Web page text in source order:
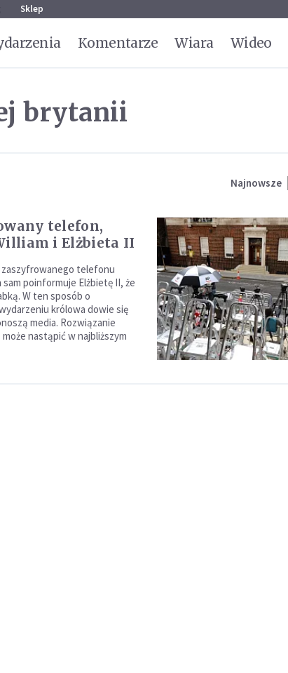
Sklep
Komentarze Wiara Wideo
brytanii
Najnowsze
telefon,
i Elżbieta II
zaszyfrowanego telefonu
sam poinformuje Elżbietę II, że
W ten sposób o
królowa dowie się
media. Rozwiązanie
nastąpić w najbliższym